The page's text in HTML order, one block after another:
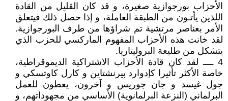
الأحزاب بورجوازية صغيرة، و قد كان القليل من القادة
اللذين يأتـون من الطبقة العاملة، و إذا حصل ذلك فيتعلق
الأمر بعناصر مرتشية تم شراؤها من طرف البورجوازية.
لقد خانت هذه الأحزاب المفهوم الماركسي للحزب الذي
يتشكل من طليعة البروليتاريا.
4 ــــ لقد كان قادة الأحزاب الاشتراكية الديموقراطية،
خاصة الأكثر تأثيرا كإدوارد بيرنشتاين و كارل كاوتسكي و
جول غيسد و جان جوريس و آخرون، يعطون للعمل
البرلماني (النزعة البرلمانوية) الأساسي من مجهوداتهم، و